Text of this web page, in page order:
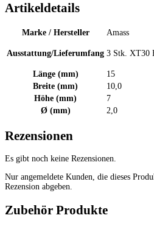
Artikeldetails
Marke / Hersteller Amass
Ausstattung/Lieferumfang 3 Stk. XT30
Länge (mm)
15
Breite (mm)
10,0
Höhe (mm)
7
Ø (mm)
2,0
Rezensionen
Es gibt noch keine Rezensionen.
Nur angemeldete Kunden, die dieses
Rezension abgeben.
Zubehör Produkte